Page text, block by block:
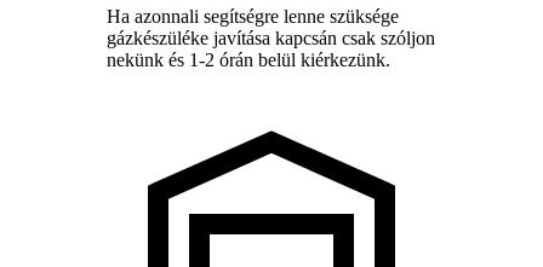
Ha azonnali segítségre lenne szüksége
gázkészüléke javítása kapcsán csak szóljon
nekünk és 1-2 órán belül kiérkezünk.